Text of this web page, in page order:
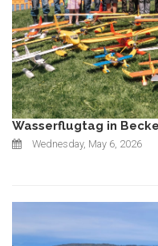
Wasserflugtag in
Wednesday, May 6, 2026